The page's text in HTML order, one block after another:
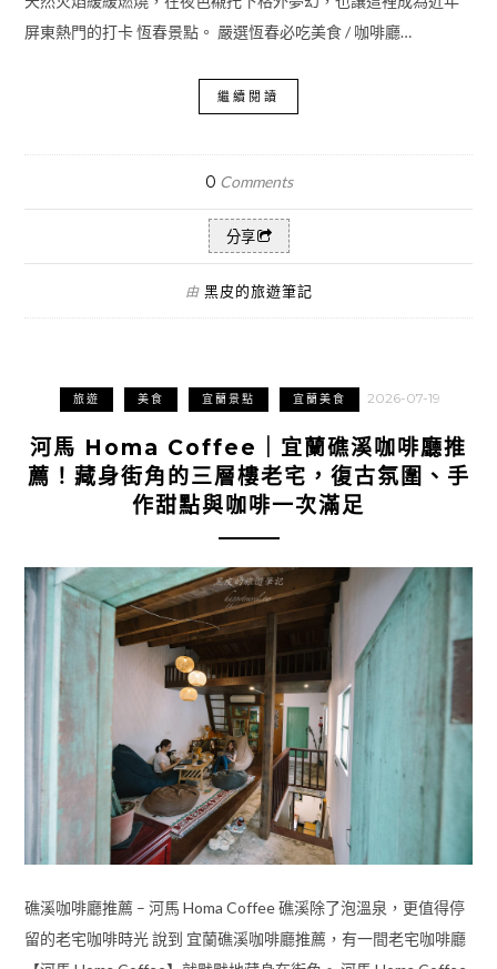
屏東熱門的打卡 恆春景點。 嚴選恆春必吃美食 / 咖啡廳…
繼續閱讀
0 Comments
分享
由 黑皮的旅遊筆記
旅遊 美食 宜蘭景點 宜蘭美食 2026-07-19
河馬 Homa Coffee｜宜蘭礁溪咖啡廳推
薦！藏身街角的三層樓老宅，復古氛圍、手
作甜點與咖啡一次滿足
礁溪咖啡廳推薦 – 河馬 Homa Coffee 礁溪除了泡溫泉，更值得停
留的老宅咖啡時光 說到 宜蘭礁溪咖啡廳推薦，有一間老宅咖啡廳